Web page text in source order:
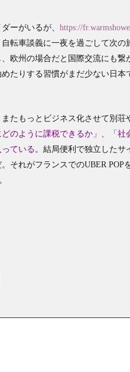
ーがいるが、https://
転車談義に一夜を過ごして次
欧州の場合だと国際交流にも繋
たりする習慣がまだ少ない日本
たもっとビジネス化させて別荘
どのように課税できるか」、「
ている 。結局便利で独立したサ
それがフランスでのUBER